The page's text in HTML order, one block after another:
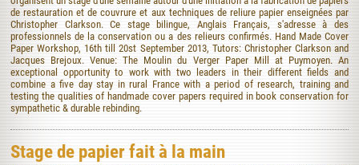
de restauration et de couvrure et aux techniques de reliure papier enseignées par
Christopher Clarkson. Ce stage bilingue, Anglais Français, s'adresse à des
professionnels de la conservation ou a des relieurs confirmés. Hand Made Cover
Paper Workshop, 16th till 20st September 2013, Tutors: Christopher Clarkson and
Jacques Brejoux. Venue: The Moulin du Verger Paper Mill at Puymoyen. An
exceptional opportunity to work with two leaders in their different fields and
combine a five day stay in rural France with a period of research, training and
testing the qualities of handmade cover papers required in book conservation for
sympathetic & durable rebinding.
Stage de papier fait à la main